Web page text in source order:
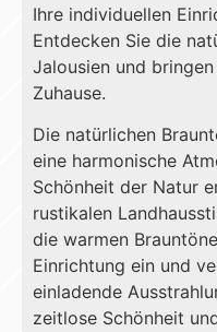
Ihre individuellen
Entdecken Sie die
Jalousien und
Zuhause.
Die natürlichen
eine harmonische
Schönheit der Natur
rustikalen
die warmen
Einrichtung ein und
einladende
zeitlose Schönheit